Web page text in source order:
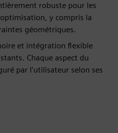
robuste pour les
y compris la
géométriques.
et intégration flexible
Chaque aspect du
par l'utilisateur selon ses